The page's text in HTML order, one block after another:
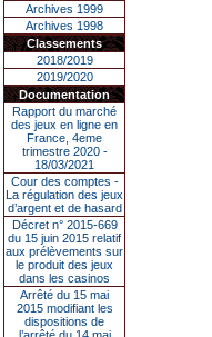
Archives 1999
Archives 1998
Classements
2018/2019
2019/2020
Documentation
Rapport du marché
des jeux en ligne en
France, 4eme
trimestre 2020 -
18/03/2021
Cour des comptes -
La régulation des jeux
d’argent et de hasard
Décret n° 2015-669
du 15 juin 2015 relatif
aux prélèvements sur
le produit des jeux
dans les casinos
Arrêté du 15 mai
2015 modifiant les
dispositions de